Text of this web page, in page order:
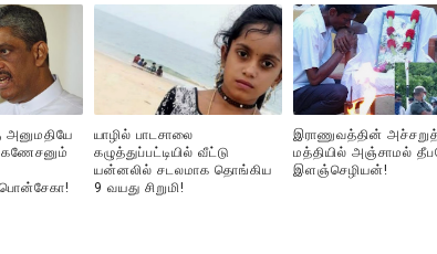
பொதுச் சபை கூட்டத்தில் இன்று உரை
(வீடியோ)
அதிக காலெக்ஷன் செய்த திரைப்படம் ! எங்கு
அனுமதியே
கணேசனும்
பொன்சேகா!
யாழில் பாடசாலை
கழுத்துப்பட்டியில் வீட்டு
யன்னலில் சடலமாக தொங்கிய
9 வயது சிறுமி!
இராணுவத்தின்
மத்தியில் அஞ்சாமல்
இளஞ்செழியன்!